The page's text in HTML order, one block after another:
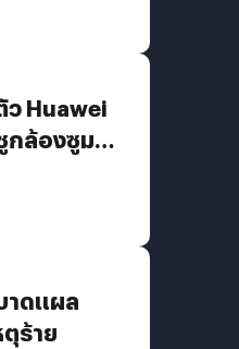
ว Huawei
กล้องซูม
าดแผล
ตุร้าย